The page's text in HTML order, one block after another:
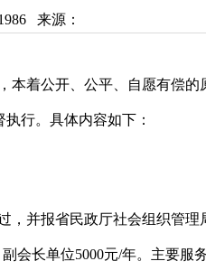
来源：
本着公开、公平、自愿有偿的
执行。具体内容如下：
，并报省民政厅社会组织管理
会长单位5000元/年。 主要服